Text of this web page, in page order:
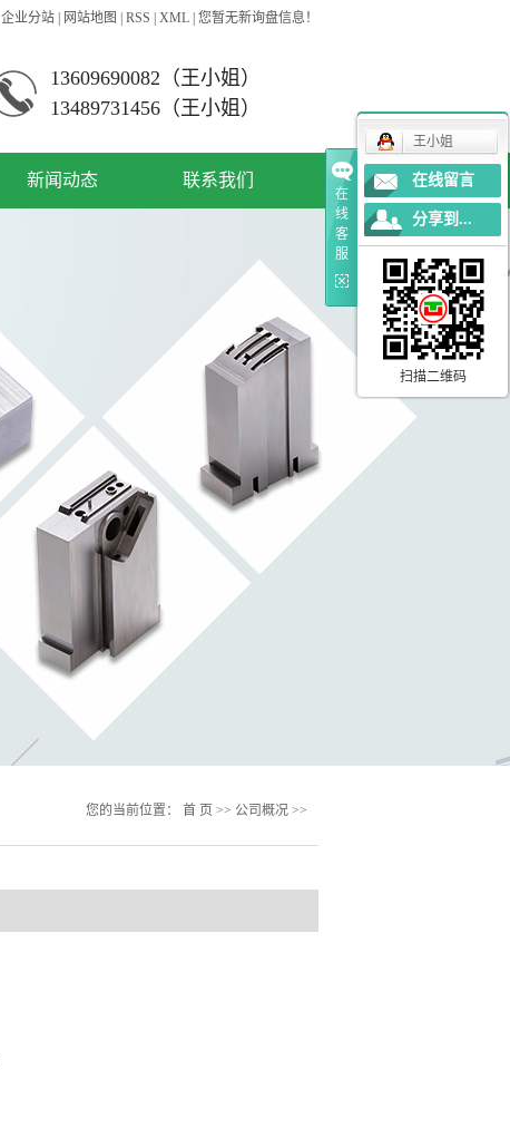
企业分站 网站地图 RSS XML 您暂无新询盘信息！
13609690082（王小姐）
13489731456（王小姐）
新闻动态 联系我们
您的当前位置： 首 页 >> 公司概况 >>
在
线
客
服
王小姐
在线留言
分享到...
扫描二维码